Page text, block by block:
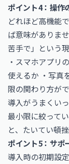
ポイント4：操作
どれほど高機能
ば意味がありま
苦手で」という
・スマホアプリ
使えるか ・写真
限の関わり方が
導入がうまくい
最小限に絞って
と、たいてい頓挫
ポイント5：サポ
導入時の初期設